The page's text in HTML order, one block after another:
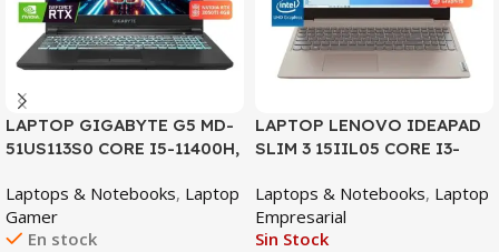
LAPTOP GIGABYTE G5 MD-
51US113S0 CORE I5-11400H,
DDR4, 512GB SSD, 15.6″ FHD
144HZ
Laptops & Notebooks, Laptop
Gamer
En stock
LAPTOP LENOVO IDEAPAD
SLIM 3 15IIL05 CORE I3-
SSD, 15.6″ HD
Laptops & Notebooks, Laptop
Empresarial
Sin Stock